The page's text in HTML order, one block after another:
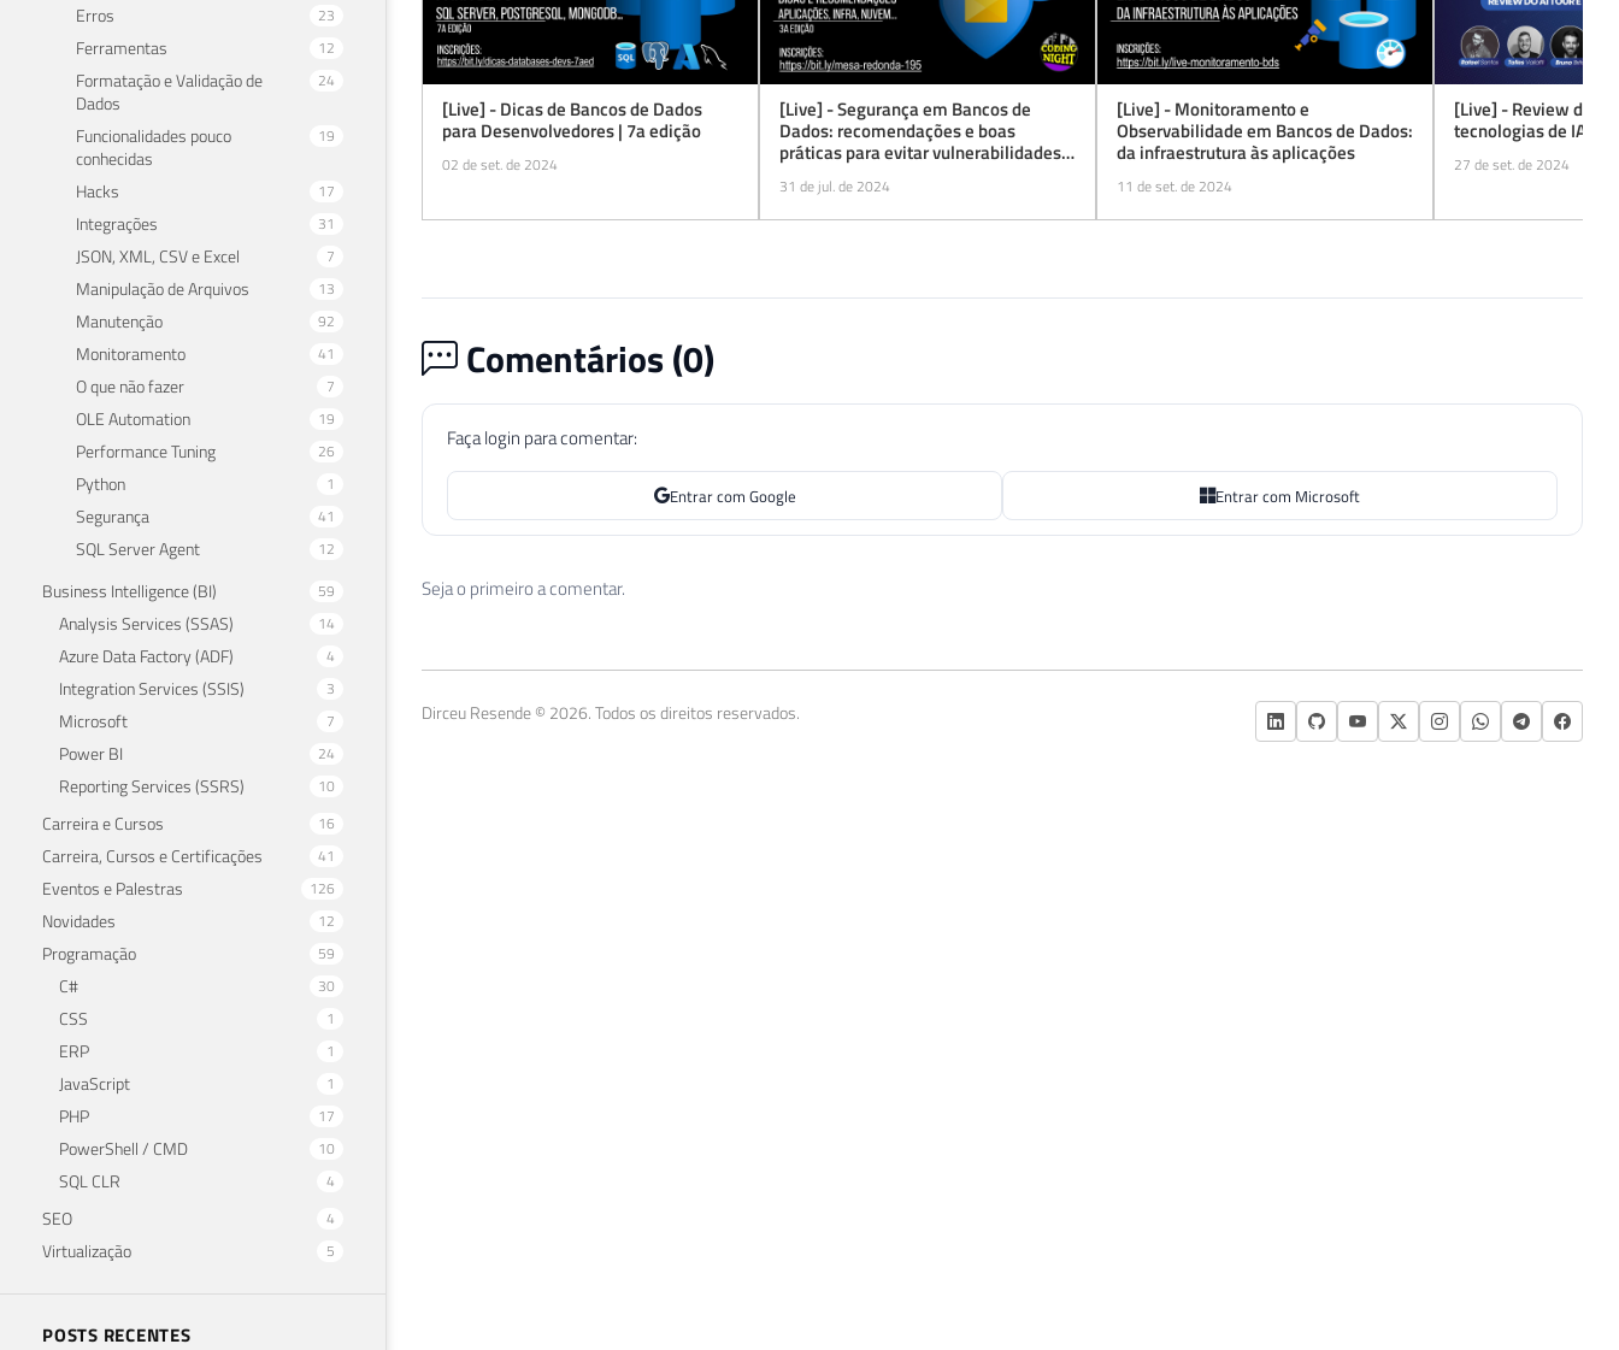
Erros 23
Ferramentas 12
Formatação e Validação de
Dados
24
Funcionalidades pouco
conhecidas
19
Hacks 17
Integrações 31
JSON, XML, CSV e Excel 7
Manipulação de Arquivos 13
Manutenção 92
Monitoramento 41
O que não fazer 7
OLE Automation 19
Performance Tuning 26
Python 1
Segurança 41
SQL Server Agent 12
Business Intelligence (BI) 59
Analysis Services (SSAS) 14
Azure Data Factory (ADF) 4
Integration Services (SSIS) 3
Microsoft 7
Power BI 24
Reporting Services (SSRS) 10
Carreira e Cursos 16
Carreira, Cursos e Certificações 41
Eventos e Palestras 126
Novidades 12
Programação 59
C# 30
CSS 1
ERP 1
JavaScript 1
PHP 17
PowerShell / CMD 10
SQL CLR 4
SEO 4
Virtualização 5
POSTS RECENTES
[Live] - Dicas de Bancos de Dados
para Desenvolvedores | 7a edição
02 de set. de 2024
[Live] - Segurança em Bancos de
Dados: recomendações e boas
práticas para evitar vulnerabilidades e
ataques
31 de jul. de 2024
[Live] - Monitoramento e
Observabilidade em Bancos de Dados:
da infraestrutura às aplicações
11 de set. de 2024
[Live] - Review do AI
tecnologias de IA no
27 de set. de 2024
Comentários (0)
Faça login para comentar:
Entrar com Google Entrar com Microsoft
Seja o primeiro a comentar.
Dirceu Resende © 2026. Todos os direitos reservados.